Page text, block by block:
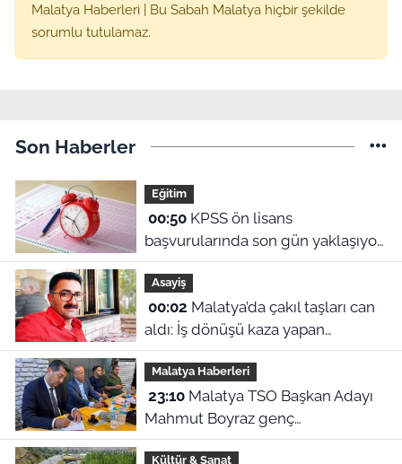
Malatya Haberleri | Bu Sabah Malatya hiçbir şekilde
sorumlu tutulamaz.
Son Haberler
Eğitim
00:50KPSS ön lisans
başvurularında son gün yaklaşıyor:
2026 başvuru tarihleri ve sınav
ücreti ne?
Asayiş
00:02
aldı: İş dönüşü kaza yapan
motosikletli hayatını kaybetti
Malatya Haberleri
23:10Malatya TSO Başkan Adayı
Mahmut Boyraz genç
girişimcilerle buluştu
Kültür & Sanat